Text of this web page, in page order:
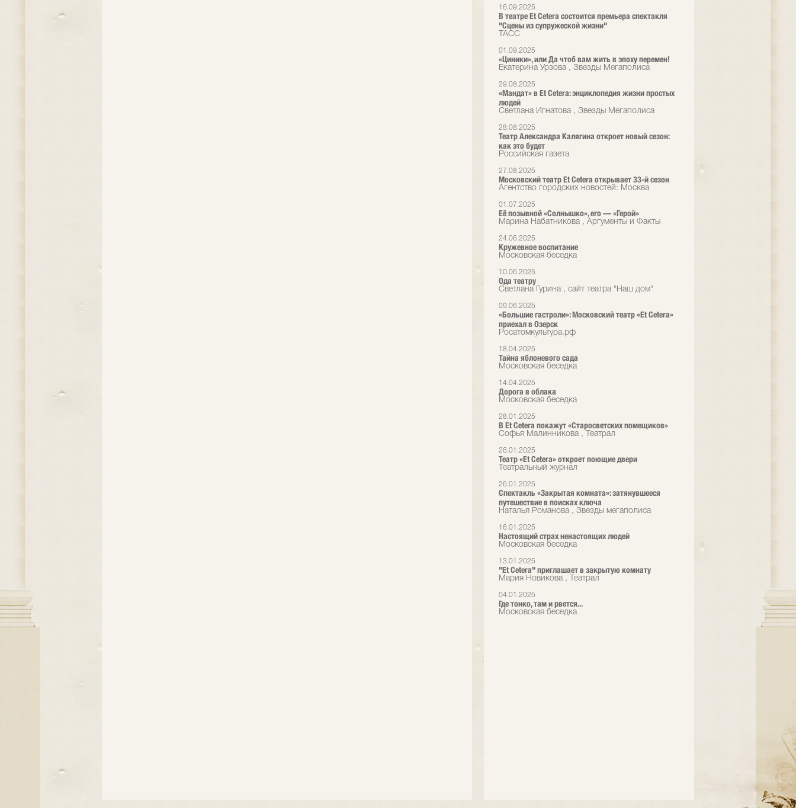
16.09.2025
В театре Et Cetera состоится премьера спектакля
"Сцены из супружеской жизни"
ТАСС
01.09.2025
«Циники», или Да чтоб вам жить в эпоху перемен!
Екатерина Урзова , Звезды Мегаполиса
29.08.2025
«Мандат» в Et Cetera: энциклопедия жизни простых
людей
Светлана Игнатова , Звезды Мегаполиса
28.08.2025
Театр Александра Калягина откроет новый сезон:
как это будет
Российская газета
27.08.2025
Московский театр Et Cetera открывает 33-й сезон
Агентство городских новостей: Москва
01.07.2025
Её позывной «Солнышко», его — «Герой»
Марина Набатникова , Аргументы и Факты
24.06.2025
Кружевное воспитание
Московская беседка
10.06.2025
Ода театру
Светлана Гурина , сайт театра "Наш дом"
09.06.2025
«Большие гастроли»: Московский театр «Et Cetera»
приехал в Озерск
Росатомкультура.рф
18.04.2025
Тайна яблоневого сада
Московская беседка
14.04.2025
Дорога в облака
Московская беседка
28.01.2025
В Et Сetera покажут «Старосветских помещиков»
Софья Малинникова , Театрал
26.01.2025
Театр «Et Cetera» откроет поющие двери
Театральный журнал
26.01.2025
Спектакль «Закрытая комната»: затянувшееся
путешествие в поисках ключа
Наталья Романова , Звезды мегаполиса
16.01.2025
Настоящий страх ненастоящих людей
Московская беседка
13.01.2025
"Et Cetera" приглашает в закрытую комнату
Мария Новикова , Театрал
04.01.2025
Где тонко, там и рвется...
Московская беседка